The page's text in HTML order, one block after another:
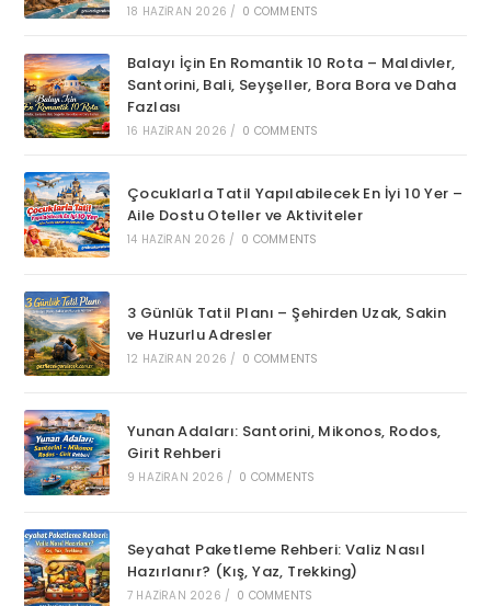
18 HAZIRAN 2026 / 0 COMMENTS
Balayı İçin En Romantik 10 Rota – Maldivler,
Santorini, Bali, Seyşeller, Bora Bora ve Daha
Fazlası
16 HAZIRAN 2026 / 0 COMMENTS
Çocuklarla Tatil Yapılabilecek En İyi 10 Yer –
Aile Dostu Oteller ve Aktiviteler
14 HAZIRAN 2026 / 0 COMMENTS
3 Günlük Tatil Planı – Şehirden Uzak, Sakin
ve Huzurlu Adresler
12 HAZIRAN 2026 / 0 COMMENTS
Yunan Adaları: Santorini, Mikonos, Rodos,
Girit Rehberi
9 HAZIRAN 2026 / 0 COMMENTS
Seyahat Paketleme Rehberi: Valiz Nasıl
Hazırlanır? (Kış, Yaz, Trekking)
7 HAZIRAN 2026 / 0 COMMENTS